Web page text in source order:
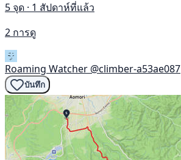
5 จุด · 1 สัปดาห์ที่แล้ว
2 การดู
Roaming Watcher @climber-a53ae087
บันทึก